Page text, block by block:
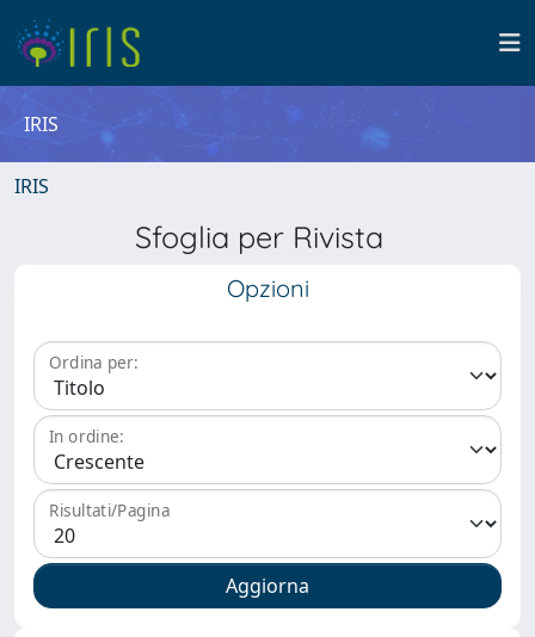
IRIS
IRIS
Sfoglia per Rivista
Opzioni
Ordina per:
In ordine:
Risultati/Pagina